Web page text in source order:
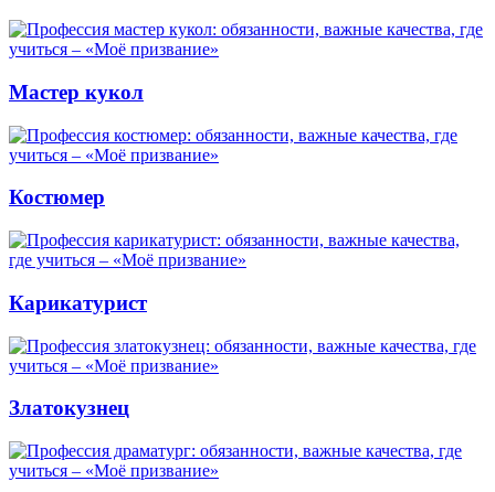
Мастер кукол
Костюмер
Карикатурист
Златокузнец